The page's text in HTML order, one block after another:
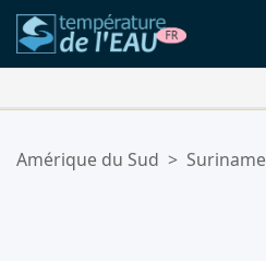
Votre liste de favoris est vide.
Amérique du Sud > Suriname